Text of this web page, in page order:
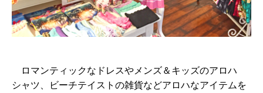
ロマンティックなドレスやメンズ＆キッズのアロハ
シャツ、ビーチテイストの雑貨などアロハなアイテムを